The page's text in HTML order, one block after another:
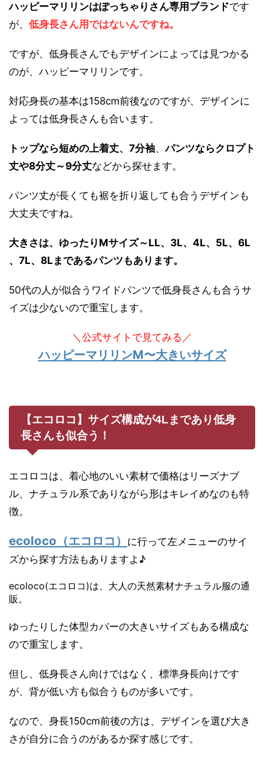
ハッピーマリリンはぽっちゃりさん専用ブランドです
が、 低身長さん用ではないんですね。
ですが、低身長さんでもデザインによっては見つかる
のが、ハッピーマリリンです。
対応身長の基本は158cm前後なのですが、デザインに
よっては低身長さんも合います。
トップなら短めの上着丈、7分袖、パンツならクロプト
丈や8分丈～9分丈などから探せます。
パンツ丈が長くても裾を折り返しても合うデザインも
大丈夫ですね。
大きさは、ゆったりMサイズ～LL、3L、4L、5L、6L
、7L、8L まであるパンツもあります。
50代の人が似合うワイドパンツで低身長さんも合うサ
イズは少ないので重宝します。
＼公式サイトで見てみる／
ハッピーマリリンM〜大きいサイズ
【エコロコ】サイズ構成が4Lまであり低身
長さんも似合う！
エコロコは、着心地のいい素材で価格はリーズナブ
ル、ナチュラル系でありながら形はキレイめなのも特
徴。
ecoloco（エコロコ）
に行って左メニューのサイ
ズから探す方法もありますよ♪
ecoloco(エコロコ)は、大人の天然素材ナチュラル服の通
販。
ゆったりした体型カバーの大きいサイズもある構成な
ので重宝します。
但し、低身長さん向けではなく、標準身長向けです
が、背が低い方も似合うものが多いです。
なので、身長150cm前後の方は、デザインを選び大き
さが自分に合うのがあるか探す感じです。